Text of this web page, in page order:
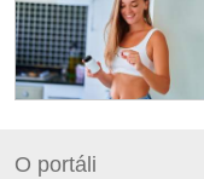
O portáli